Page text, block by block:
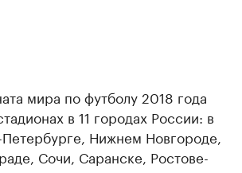
мира по футболу 2018 года
в 11 городах России: в
Нижнем Новгороде,
Сочи, Саранске, Ростове-